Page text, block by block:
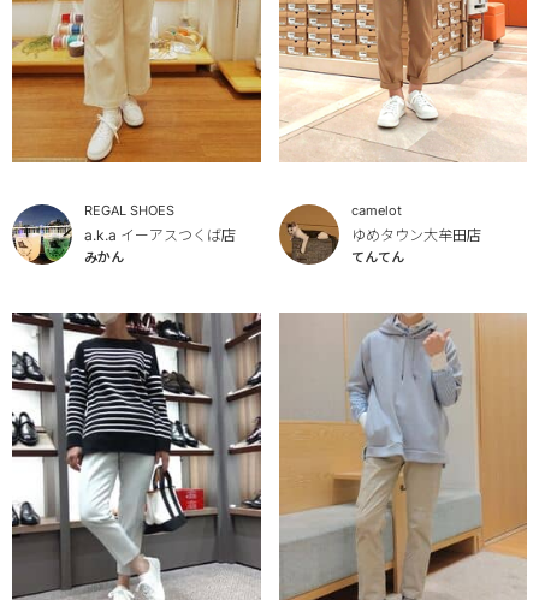
REGAL SHOES
a.k.a イーアスつくば店
みかん
camelot
ゆめタウン大牟田店
てんてん